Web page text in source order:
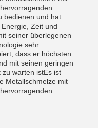
bedienen und hat
Zeit und
seiner überlegenen
sehr
dass er höchsten
mit seinen geringen
warten istEs ist
Metallschmelze mit